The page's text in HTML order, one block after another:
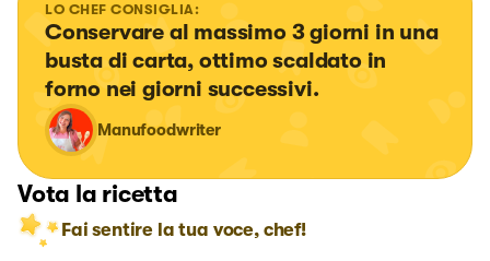
LO CHEF CONSIGLIA:
Conservare al massimo 3 giorni in una
busta di carta, ottimo scaldato in
forno nei giorni successivi.
Manufoodwriter
Vota la ricetta
Fai sentire la tua voce, chef!